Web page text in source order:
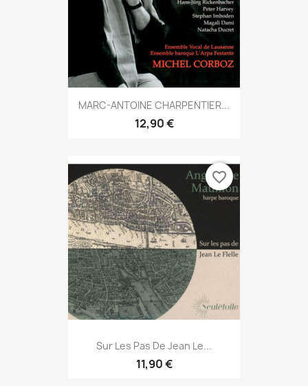
MARC-ANTOINE CHARPENTIER...
12,90 €
Sur Les Pas De Jean Le...
11,90 €
favorite_border